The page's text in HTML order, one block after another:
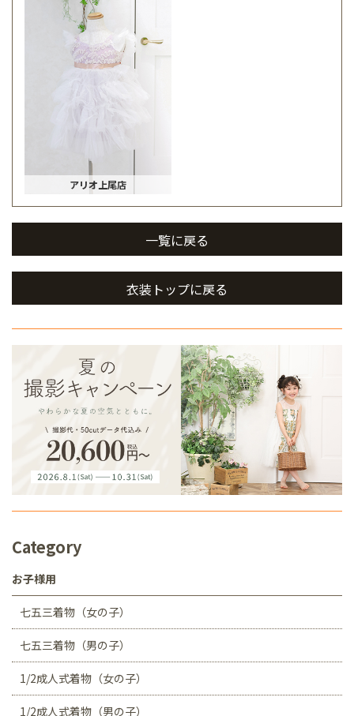
アリオ上尾店
一覧に戻る
衣装トップに戻る
Category
お子様用
七五三着物（女の子）
七五三着物（男の子）
1/2成人式着物（女の子）
1/2成人式着物（男の子）